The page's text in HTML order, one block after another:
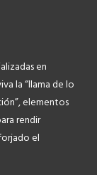
en
la “llama de lo
elementos
rendir
el